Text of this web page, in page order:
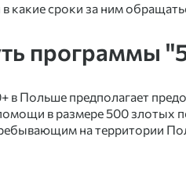
в какие сроки за ним
программы
в Польше предполагает
в размере 500 злотых
на территории